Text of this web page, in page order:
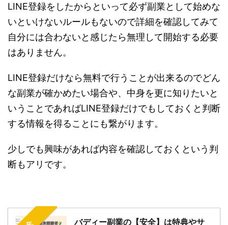
LINE登録をしたからといって必ず副業として始めな
いといけないルールもないので詳細を確認してみて
自分には合わないと感じたら無理して開始する必要
はありません。
LINE登録だけなら無料で行うことが出来るのでどん
な副業が確かめたい場合や、中身を更に知りたいと
いうことであればLINE登録だけでもしておくと判断
する情報を得ることにも繋がります。
少しでも興味があれば内容を確認しておくという判
断もアリです。
バディー副業の【安全】は特典やサ